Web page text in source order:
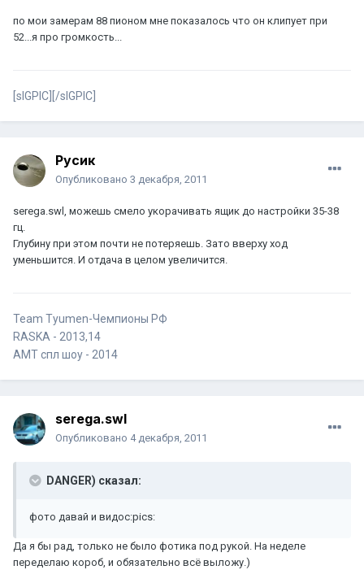
по мои замерам 88 пионом мне показалось что он клипует при
52...я про громкость...
[sIGPIC][/sIGPIC]
Русик
Опубликовано 3 декабря, 2011
serega.swl, можешь смело укорачивать ящик до настройки 35-38
гц.
Глубину при этом почти не потеряешь. Зато вверху ход
уменьшится. И отдача в целом увеличится.
Team Tyumen-Чемпионы РФ
RASKA - 2013,14
AMT спл шоу - 2014
serega.swl
Опубликовано 4 декабря, 2011
DANGER) сказал:
фото давай и видос:pics:
Да я бы рад, только не было фотика под рукой. На неделе
переделаю короб, и обязательно всё выложу.)